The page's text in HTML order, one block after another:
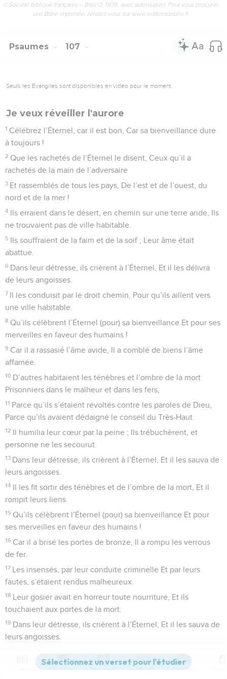
© Société biblique française – Bibli’O, 1978, avec autorisation. Pour vous procurer
une Bible imprimée, rendez-vous sur www.editionsbiblio.fr
Psaumes 107
Seuls les Évangiles sont disponibles en vidéo pour le moment.
Je veux réveiller l'aurore
1 Célébrez l’Éternel, car il est bon, Car sa bienveillance dure
à toujours !
2 Que les rachetés de l’Éternel le disent, Ceux qu’il a
rachetés de la main de l’adversaire
3 Et rassemblés de tous les pays, De l’est et de l’ouest, du
nord et de la mer !
4 Ils erraient dans le désert, en chemin sur une terre aride, Ils
ne trouvaient pas de ville habitable.
5 Ils souffraient de la faim et de la soif ; Leur âme était
abattue.
6 Dans leur détresse, ils crièrent à l’Éternel, Et il les délivra
de leurs angoisses.
7 Il les conduisit par le droit chemin, Pour qu’ils aillent vers
une ville habitable.
8 Qu’ils célèbrent l’Éternel (pour) sa bienveillance Et pour ses
merveilles en faveur des humains !
9 Car il a rassasié l’âme avide, Il a comblé de biens l’âme
affamée.
10 D’autres habitaient les ténèbres et l’ombre de la mort
Prisonniers dans le malheur et dans les fers,
11 Parce qu’ils s’étaient révoltés contre les paroles de Dieu,
Parce qu’ils avaient dédaigné le conseil du Très-Haut.
12 Il humilia leur cœur par la peine ; Ils trébuchèrent, et
personne ne les secourut.
13 Dans leur détresse, ils crièrent à l’Éternel, Et il les sauva de
leurs angoisses.
14 Il les fit sortir des ténèbres et de l’ombre de la mort, Et il
rompit leurs liens.
15 Qu’ils célèbrent l’Éternel (pour) sa bienveillance Et pour
ses merveilles en faveur des humains !
16 Car il a brisé les portes de bronze, Il a rompu les verrous
de fer.
17 Les insensés, par leur conduite criminelle Et par leurs
fautes, s’étaient rendus malheureux.
18 Leur gosier avait en horreur toute nourriture, Et ils
touchaient aux portes de la mort.
19 Dans leur détresse, ils crièrent à l’Éternel, Et il les sauva de
leurs angoisses.
Il envoya sa parole et les guérit, Il les délivra de leurs
infections.
Versions Commentaires Strong